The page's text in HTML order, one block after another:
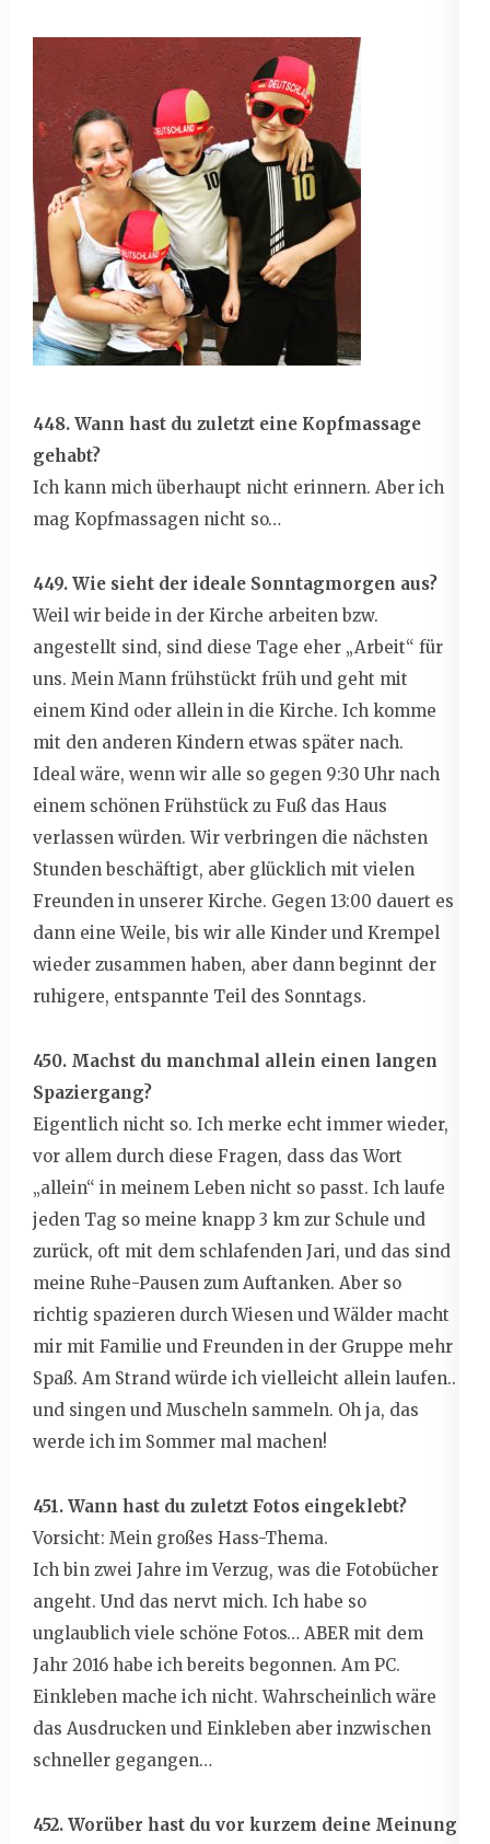
448. Wann hast du zuletzt eine Kopfmassage
gehabt?
Ich kann mich überhaupt nicht erinnern. Aber ich
mag Kopfmassagen nicht so…
449. Wie sieht der ideale Sonntagmorgen aus?
Weil wir beide in der Kirche arbeiten bzw.
angestellt sind, sind diese Tage eher „Arbeit“ für
uns. Mein Mann frühstückt früh und geht mit
einem Kind oder allein in die Kirche. Ich komme
mit den anderen Kindern etwas später nach.
Ideal wäre, wenn wir alle so gegen 9:30 Uhr nach
einem schönen Frühstück zu Fuß das Haus
verlassen würden. Wir verbringen die nächsten
Stunden beschäftigt, aber glücklich mit vielen
Freunden in unserer Kirche. Gegen 13:00 dauert es
dann eine Weile, bis wir alle Kinder und Krempel
wieder zusammen haben, aber dann beginnt der
ruhigere, entspannte Teil des Sonntags.
450. Machst du manchmal allein einen langen
Spaziergang?
Eigentlich nicht so. Ich merke echt immer wieder,
vor allem durch diese Fragen, dass das Wort
„allein“ in meinem Leben nicht so passt. Ich laufe
jeden Tag so meine knapp 3 km zur Schule und
zurück, oft mit dem schlafenden Jari, und das sind
meine Ruhe-Pausen zum Auftanken. Aber so
richtig spazieren durch Wiesen und Wälder macht
mir mit Familie und Freunden in der Gruppe mehr
Spaß. Am Strand würde ich vielleicht allein laufen..
und singen und Muscheln sammeln. Oh ja, das
werde ich im Sommer mal machen!
451. Wann hast du zuletzt Fotos eingeklebt?
Vorsicht: Mein großes Hass-Thema.
Ich bin zwei Jahre im Verzug, was die Fotobücher
angeht. Und das nervt mich. Ich habe so
unglaublich viele schöne Fotos… ABER mit dem
Jahr 2016 habe ich bereits begonnen. Am PC.
Einkleben mache ich nicht. Wahrscheinlich wäre
das Ausdrucken und Einkleben aber inzwischen
schneller gegangen…
452. Worüber hast du vor kurzem deine Meinung